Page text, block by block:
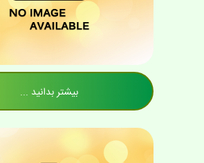
بیشتر بدانید ...